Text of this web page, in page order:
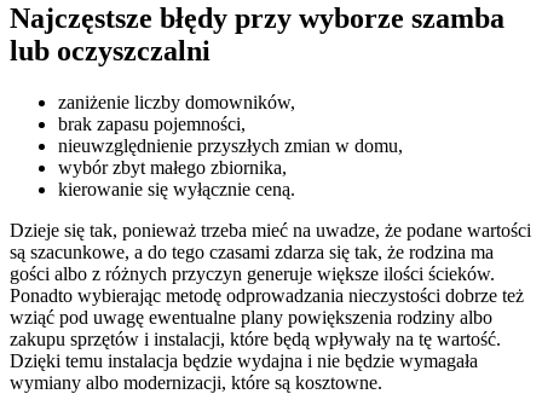
Najczęstsze błędy przy wyborze szamba
lub oczyszczalni
zaniżenie liczby domowników,
brak zapasu pojemności,
nieuwzględnienie przyszłych zmian w domu,
wybór zbyt małego zbiornika,
kierowanie się wyłącznie ceną.
Dzieje się tak, ponieważ trzeba mieć na uwadze, że podane wartości
są szacunkowe, a do tego czasami zdarza się tak, że rodzina ma
gości albo z różnych przyczyn generuje większe ilości ścieków.
Ponadto wybierając metodę odprowadzania nieczystości dobrze też
wziąć pod uwagę ewentualne plany powiększenia rodziny albo
zakupu sprzętów i instalacji, które będą wpływały na tę wartość.
Dzięki temu instalacja będzie wydajna i nie będzie wymagała
wymiany albo modernizacji, które są kosztowne.